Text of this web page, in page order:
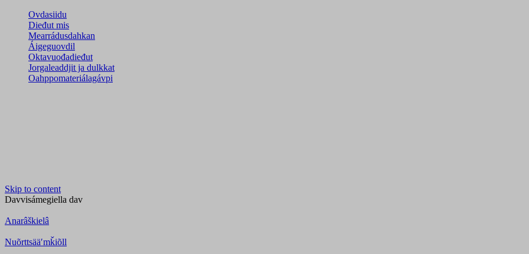
Ovdasiidu
Dieđut mis
Mearrádusdahkan
Áigeguovdil
Oktavuođadieđut
Jorgaleaddjit ja dulkkat
Oahppomateriálagávpi
Skip to content
Davvisámegiella dav
Anarâškielâ
Nuõrttsääʹmǩiõll